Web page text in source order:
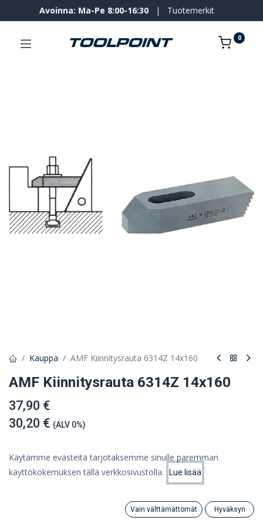
Hinta:
Lisää ostoskoriin
Category
Avoinna: Ma-Pe 8:00-16:30 | Tuotemerkit
0
Kauppa AMF Kiinnitysrauta 6314Z 14x160
AMF Kiinnitysrauta 6314Z 14x160
37,90 €
30,20 € (ALV 0%)
Tuote loppu
Tallenna myöhempää käyttöä varten
Käytämme evästeitä tarjotaksemme sinulle paremman
käyttökokemuksen tällä verkkosivustolla.
Lue lisää
Vain välttämättömät Hyväksyn